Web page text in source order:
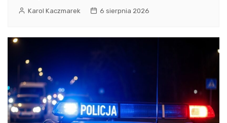
Karol Kaczmarek 6 sierpnia 2026